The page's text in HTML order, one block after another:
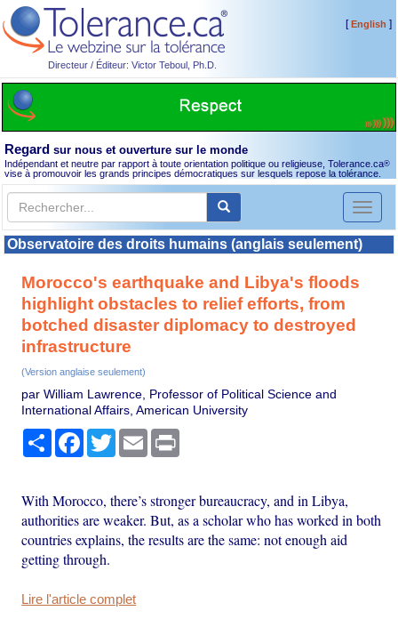
Directeur / Éditeur: Victor Teboul, Ph.D.
[English ]
Regard sur nous et ouverture sur le monde
Indépendant et neutre par rapport à toute orientation politique ou religieuse, Tolerance.ca®
vise à promouvoir les grands principes démocratiques sur lesquels repose la tolérance.
Toggle
Observatoire des droits humains (anglais seulement)
Morocco's earthquake and Libya's floods
highlight obstacles to relief efforts, from
botched disaster diplomacy to destroyed
infrastructure
(Version anglaise seulement)
par William Lawrence, Professor of Political Science and
International Affairs, American University
PartagerFacebook
TwitterEmail
With Morocco, there’s stronger bureaucracy, and in Libya,
authorities are weaker. But, as a scholar who has worked in both
countries explains, the results are the same: not enough aid
getting through.
Lire l'article complet